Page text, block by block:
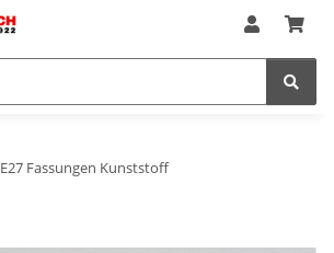
E27 Fassungen Kunststoff